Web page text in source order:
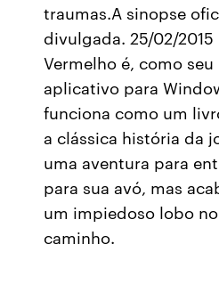
traumas.A sinopse
divulgada. 25/02/2015
Vermelho é, como
aplicativo para
funciona como um
a clássica história da
uma aventura para
para sua avó, mas
um impiedoso lobo
caminho.